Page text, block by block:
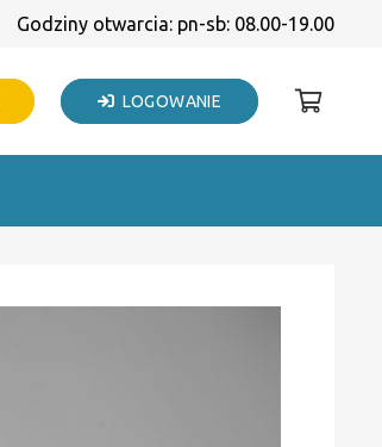
Godziny otwarcia: pn-sb: 08.00-19.00
LOGOWANIE